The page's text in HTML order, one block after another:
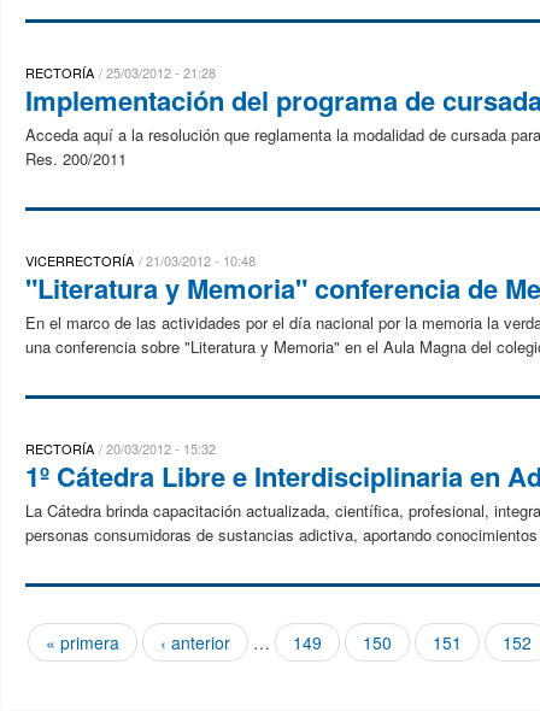
RECTORÍA 25/03/2012 - 21:28
Implementación del programa de
Acceda aquí a la resolución que reglamenta la modalidad de cursada
Res. 200/2011
VICERRECTORÍA 21/03/2012 - 10:48
"Literatura y Memoria" conferencia de
En el marco de las actividades por el día nacional por la memoria la
una conferencia sobre "Literatura y Memoria" en el Aula Magna del
RECTORÍA 20/03/2012 - 15:32
1º Cátedra Libre e Interdisciplinaria en
La Cátedra brinda capacitación actualizada, científica, profesional,
personas consumidoras de sustancias adictiva, aportando
Páginas
« primera ‹ anterior … 149 150 151 152